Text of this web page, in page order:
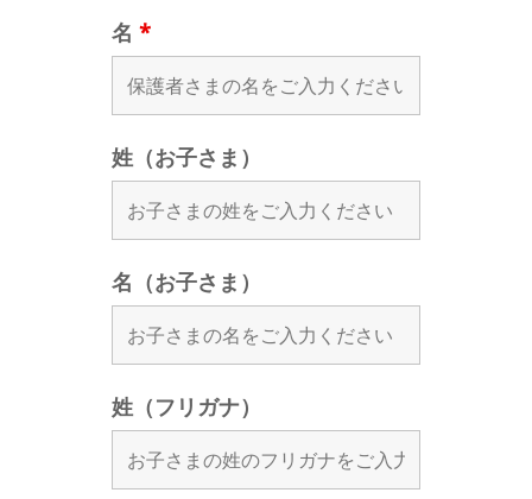
名 *
姓（お子さま）
名（お子さま）
姓（フリガナ）